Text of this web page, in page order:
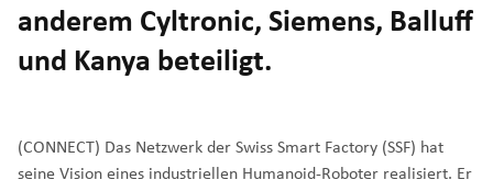
anderem Cyltronic, Siemens, Balluff
und Kanya beteiligt.
(CONNECT) Das Netzwerk der Swiss Smart Factory (SSF) hat
seine Vision eines industriellen Humanoid-Roboter realisiert. Er